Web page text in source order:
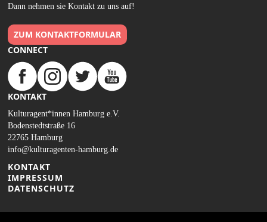
Dann nehmen sie Kontakt zu uns auf!
ZUM KONTAKTFORMULAR
CONNECT
KONTAKT
Kulturagent*innen Hamburg e.V.
Bodenstedtstraße 16
22765 Hamburg
info@kulturagenten-hamburg.de
KONTAKT
IMPRESSUM
DATENSCHUTZ